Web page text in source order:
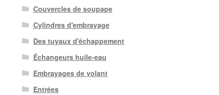
Couvercles de soupape
Cylindres d'embrayage
Des tuyaux d'échappement
Échangeurs huile-eau
Embrayages de volant
Entrées